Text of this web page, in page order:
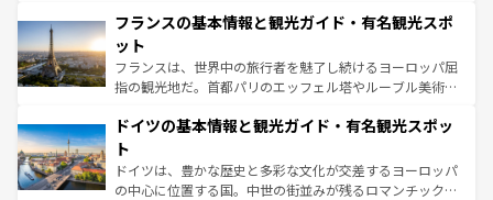
なお、新着のイタリア情報はコンテンツ一覧を参照してほ
しい。
文化が根付くこの国では、情熱的なフラメンコ、熱気あふ
れる闘牛、そして美味しいタパスが生活の一部となってい
る。首都マドリードの洗練された雰囲気や、バルセロナの
アートに溢れた街角から、地方では古代ローマ遺跡や中世
せる。地方によって風土や気候が異なるスペインはその個
ンテンツ一覧 を参照してほしい。
フランスの基本情報と観光ガイド・有名観光スポ
ット
フランスは、世界中の旅行者を魅了し続けるヨーロッパ屈
指の観光地だ。首都パリのエッフェル塔やルーブル美術館
で、幅広い魅力が詰まっている。華麗な宮殿、歴史的な大
聖堂、美しいビーチ、そして豊かな自然が、訪れる者を心
から魅了する。また、フランスは美食の国としても知ら
れ、フランス料理はユネスコ無形文化遺産にも登録されて
ドイツの基本情報と観光ガイド・有名観光スポッ
ト
ドイツは、豊かな歴史と多彩な文化が交差するヨーロッパ
の中心に位置する国。中世の街並みが残るロマンチック街